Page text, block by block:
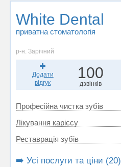
White Dental
приватна стоматологія
р-н. Зарічний
Додати
відгук
100
дзвінків
Професійна чистка зубів
Лікування карієсу
Реставрація зубів
➡️ Усі послуги та ціни (20)